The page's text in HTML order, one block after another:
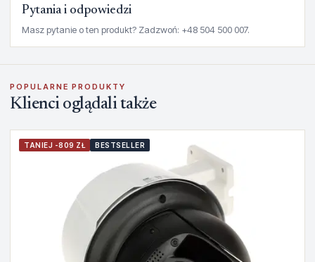
Pytania i odpowiedzi
Masz pytanie o ten produkt? Zadzwoń: +48 504 500 007.
POPULARNE PRODUKTY
Klienci oglądali także
TANIEJ -809 ZŁ BESTSELLER